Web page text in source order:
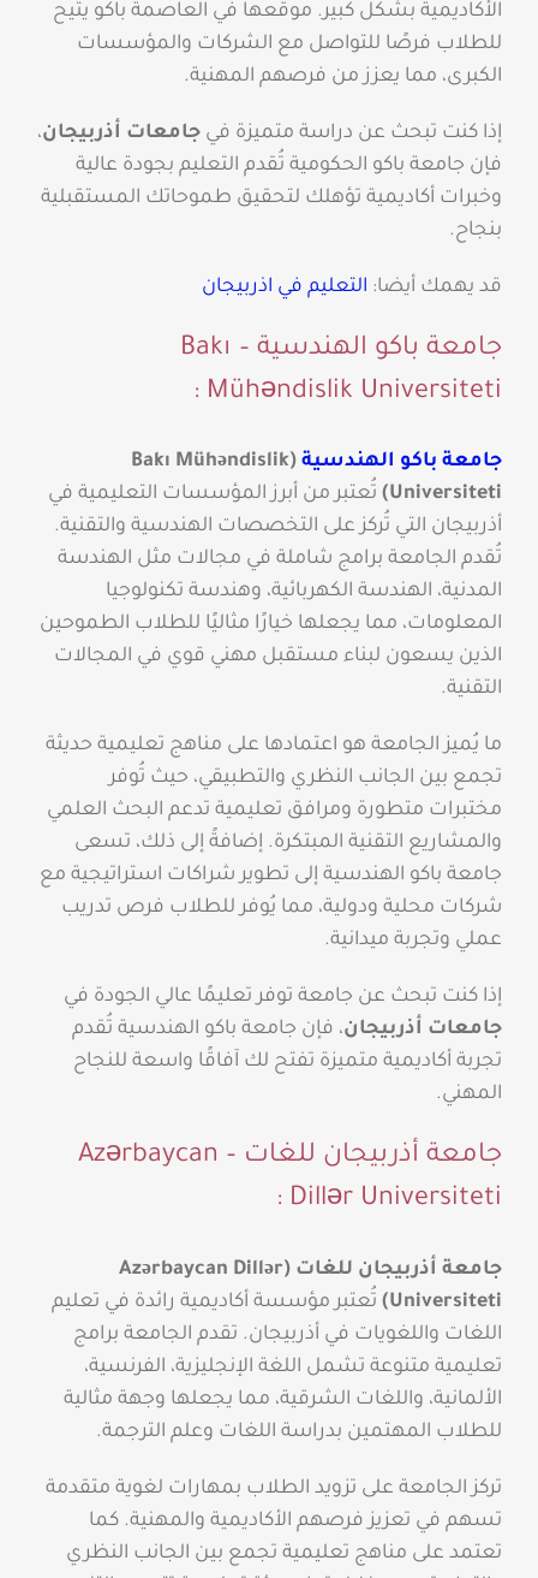
الأكاديمية بشكل كبير. موقعها في العاصمة باكو يتيح
للطلاب فرصًا للتواصل مع الشركات والمؤسسات
الكبرى، مما يعزز من فرصهم المهنية.
إذا كنت تبحث عن دراسة متميزة في جامعات أذربيجان،
فإن جامعة باكو الحكومية تُقدم التعليم بجودة عالية
وخبرات أكاديمية تؤهلك لتحقيق طموحاتك المستقبلية
بنجاح.
قد يهمك أيضا: التعليم في اذربيجان
جامعة باكو الهندسية – Bakı
Mühəndislik Universiteti :
جامعة باكو الهندسية
(Bakı Mühəndislik
Universiteti) تُعتبر من أبرز المؤسسات التعليمية في
أذربيجان التي تُركز على التخصصات الهندسية والتقنية.
تُقدم الجامعة برامج شاملة في مجالات مثل الهندسة
المدنية، الهندسة الكهربائية، وهندسة تكنولوجيا
المعلومات، مما يجعلها خيارًا مثاليًا للطلاب الطموحين
الذين يسعون لبناء مستقبل مهني قوي في المجالات
التقنية.
ما يُميز الجامعة هو اعتمادها على مناهج تعليمية حديثة
تجمع بين الجانب النظري والتطبيقي، حيث تُوفر
مختبرات متطورة ومرافق تعليمية تدعم البحث العلمي
والمشاريع التقنية المبتكرة. إضافةً إلى ذلك، تسعى
جامعة باكو الهندسية إلى تطوير شراكات استراتيجية مع
شركات محلية ودولية، مما يُوفر للطلاب فرص تدريب
عملي وتجربة ميدانية.
إذا كنت تبحث عن جامعة توفر تعليمًا عالي الجودة في
جامعات أذربيجان، فإن جامعة باكو الهندسية تُقدم
تجربة أكاديمية متميزة تفتح لك آفاقًا واسعة للنجاح
المهني.
جامعة أذربيجان للغات – Azərbaycan
Dillər Universiteti :
جامعة أذربيجان للغات (Azərbaycan Dillər
Universiteti) تُعتبر مؤسسة أكاديمية رائدة في تعليم
اللغات واللغويات في أذربيجان. تقدم الجامعة برامج
تعليمية متنوعة تشمل اللغة الإنجليزية، الفرنسية،
الألمانية، واللغات الشرقية، مما يجعلها وجهة مثالية
للطلاب المهتمين بدراسة اللغات وعلم الترجمة.
تركز الجامعة على تزويد الطلاب بمهارات لغوية متقدمة
تسهم في تعزيز فرصهم الأكاديمية والمهنية. كما
تعتمد على مناهج تعليمية تجمع بين الجانب النظري